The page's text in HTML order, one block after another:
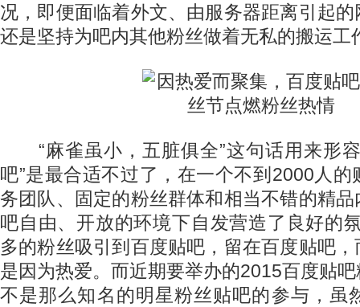
况，即便面临着外文、由服务器距离引起
还是坚持为吧内其他粉丝做着无私的搬运工
“麻雀虽小，五脏俱全”这句话用来形容
吧”是最合适不过了，在一个不到2000人
务团队、固定的粉丝群体和相当不错的精
吧自由、开放的环境下自发营造了良好的
多的粉丝吸引到百度贴吧，留在百度贴吧
是因为热爱。而近期要举办的2015百度贴
不是那么知名的明星粉丝贴吧的参与，虽